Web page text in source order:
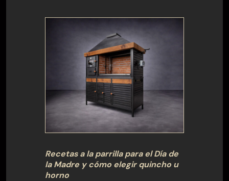
Recetas a la parrilla para el Día de
la Madre y cómo elegir quincho u
horno